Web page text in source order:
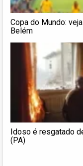
Copa do Mundo:
Belém
Idoso é resgatado
(PA)